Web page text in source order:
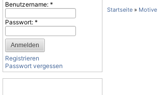
Benutzername: *
Passwort: *
Registrieren
Passwort vergessen
Startseite » Motive